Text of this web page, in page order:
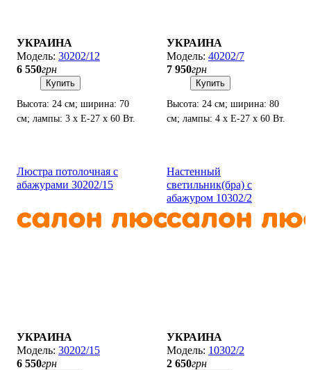
УКРАИНА
30202/12
6 550грн
Купить
Высота: 24 см; ширина: 70
см; лампы: 3 х Е-27 х 60 Вт.
УКРАИНА
40202/7
7 950грн
Купить
Высота: 24 см; ширина: 80
см; лампы: 4 х Е-27 х 60 Вт.
Люстра потолочная с
абажурами 30202/15
УКРАИНА
30202/15
6 550грн
Настенный
светильник(бра) с
абажуром 10302/2
УКРАИНА
10302/2
2 650грн